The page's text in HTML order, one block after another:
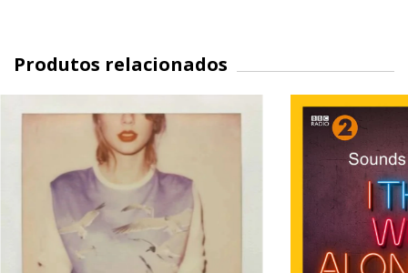
Produtos relacionados